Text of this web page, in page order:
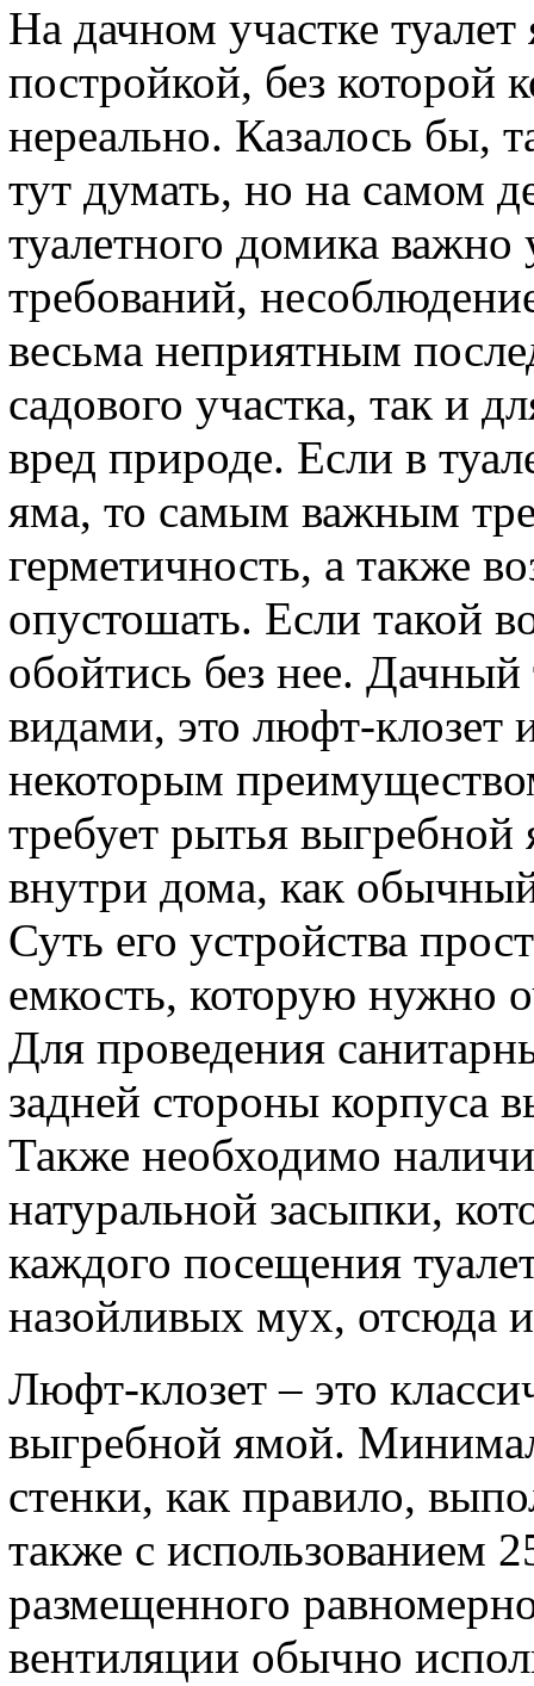
На дачном участке
постройкой, без которой
нереально. Казалось бы,
тут думать, но на самом
туалетного домика
требований,
весьма неприятным
садового участка, так и
вред природе. Если в
яма, то самым важным
герметичность, а также
опустошать. Если такой
обойтись без нее. Дачный
видами, это люфт-клозет
некоторым
требует рытья
внутри дома, как
Суть его устройства
емкость, которую нужно
Для проведения
задней стороны корпуса
Также необходимо
натуральной засыпки,
каждого посещения
назойливых мух, отсюда и
Люфт-клозет – это
выгребной ямой.
стенки, как правило,
также с использованием
размещенного
вентиляции обычно